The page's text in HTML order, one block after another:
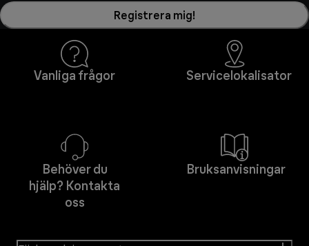
Registrera mig!
Vanliga frågor Servicelokalisator
Behöver du
hjälp? Kontakta
oss
Bruksanvisningar